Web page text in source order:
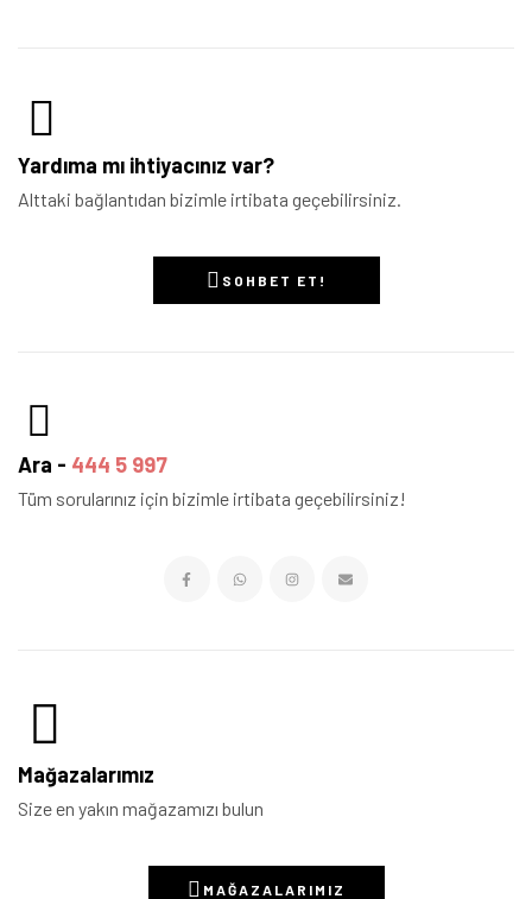
Yardıma mı ihtiyacınız var?
Alttaki bağlantıdan bizimle irtibata geçebilirsiniz.
SOHBET ET!
Ara - 444 5 997
Tüm sorularınız için bizimle irtibata geçebilirsiniz!
Mağazalarımız
Size en yakın mağazamızı bulun
MAĞAZALARIMIZ